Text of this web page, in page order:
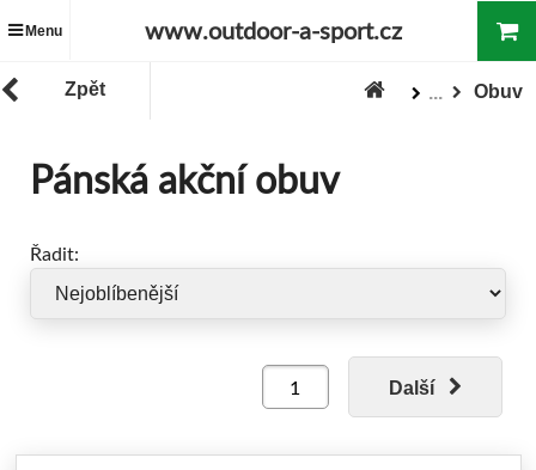
Menu www.outdoor-a-sport.cz
Zpět ... Obuv
Pánská akční obuv
Řadit:
Další